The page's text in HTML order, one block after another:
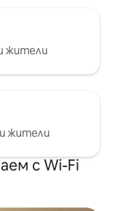
жители
жители
с Wi-Fi